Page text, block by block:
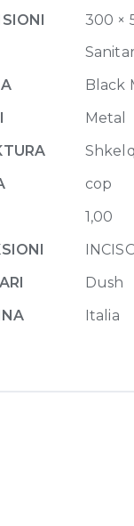
300 ×
Black
Metal
cop
1,00
Dush
Italia